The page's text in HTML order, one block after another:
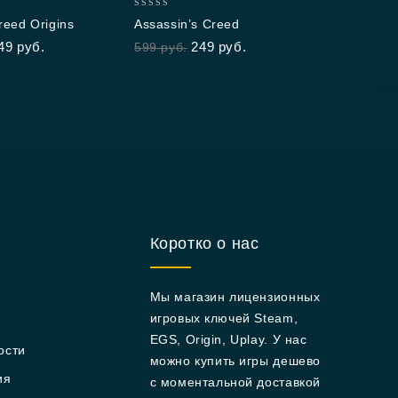
Origins
руб.
out
of
Assassin’s Creed
599руб. 249 руб.
Коротко о нас
Мы магазин лицензионных
игровых ключей Steam,
EGS, Origin, Uplay. У нас
можно купить игры дешево
с моментальной доставкой